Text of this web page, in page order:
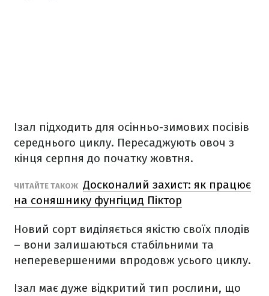
Ізал підходить для осінньо-зимових посівів
середнього циклу. Пересаджують овоч з
кінця серпня до початку жовтня.
ЧИТАЙТЕ ТАКОЖ Досконалий захист: як працює
на соняшнику фунгіцид Піктор
Новий сорт виділяється якістю своїх плодів
– вони залишаються стабільними та
неперевершеними впродовж усього циклу.
Ізал має дуже відкритий тип рослини, що